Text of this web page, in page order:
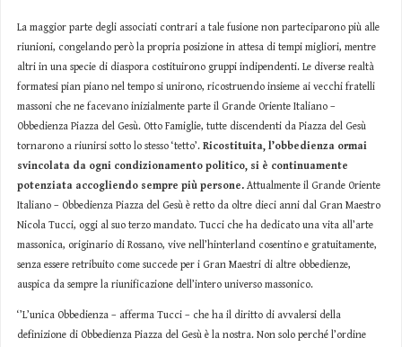
La maggior parte degli associati contrari a tale fusione non parteciparono più alle
riunioni, congelando però la propria posizione in attesa di tempi migliori, mentre
altri in una specie di diaspora costituirono gruppi indipendenti. Le diverse realtà
formatesi pian piano nel tempo si unirono, ricostruendo insieme ai vecchi fratelli
massoni che ne facevano inizialmente parte il Grande Oriente Italiano –
Obbedienza Piazza del Gesù. Otto Famiglie, tutte discendenti da Piazza del Gesù
tornarono a riunirsi sotto lo stesso ‘tetto’. Ricostituita, l’obbedienza ormai
svincolata da ogni condizionamento politico, si è continuamente
potenziata accogliendo sempre più persone.Attualmente il Grande Oriente
Italiano – Obbedienza Piazza del Gesù è retto da oltre dieci anni dal Gran Maestro
Nicola Tucci, oggi al suo terzo mandato. Tucci che ha dedicato una vita all’arte
massonica, originario di Rossano, vive nell’hinterland cosentino e gratuitamente,
senza essere retribuito come succede per i Gran Maestri di altre obbedienze,
auspica da sempre la riunificazione dell’intero universo massonico.
‘’L’unica Obbedienza – afferma Tucci – che ha il diritto di avvalersi della
definizione di Obbedienza Piazza del Gesù è la nostra. Non solo perché l’ordine